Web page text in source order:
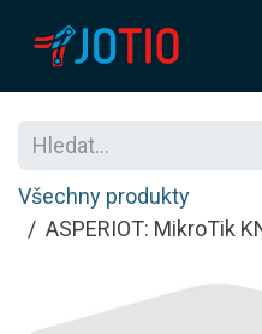
Všechny produkty
ASPERIOT: MikroTik